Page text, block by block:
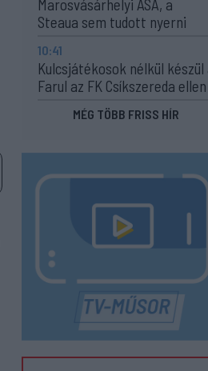
Marosvásárhelyi ASA, a
Steaua sem tudott nyerni
10:41
Kulcsjátékosok nélkül készül
Farul az FK Csíkszereda ellen
MÉG TÖBB FRISS HÍR